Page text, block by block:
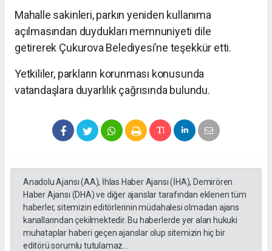
Mahalle sakinleri, parkın yeniden kullanıma
açılmasından duydukları memnuniyeti dile
getirerek Çukurova Belediyesi’ne teşekkür etti.
Yetkililer, parkların korunması konusunda
vatandaşlara duyarlılık çağrısında bulundu.
Anadolu Ajansı (AA), İhlas Haber Ajansı (İHA), Demirören
Haber Ajansı (DHA) ve diğer ajanslar tarafından eklenen tüm
haberler, sitemizin editörlerinin müdahalesi olmadan ajans
kanallarından çekilmektedir. Bu haberlerde yer alan hukuki
muhataplar haberi geçen ajanslar olup sitemizin hiç bir
editörü sorumlu tutulamaz...